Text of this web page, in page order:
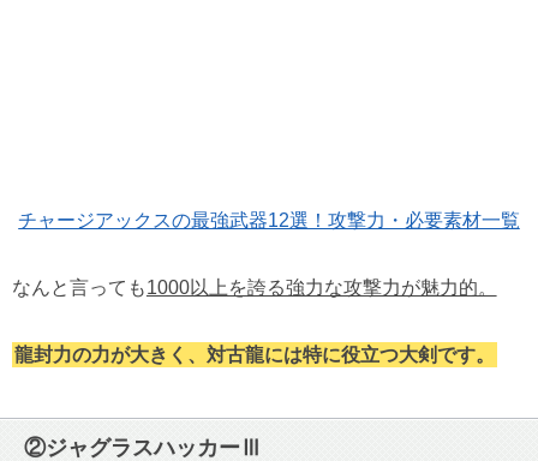
チャージアックスの最強武器12選！攻撃力・必要素材一覧
なんと言っても1000以上を誇る強力な攻撃力が魅力的。
龍封力の力が大きく、対古龍には特に役立つ大剣です。
②ジャグラスハッカーⅢ